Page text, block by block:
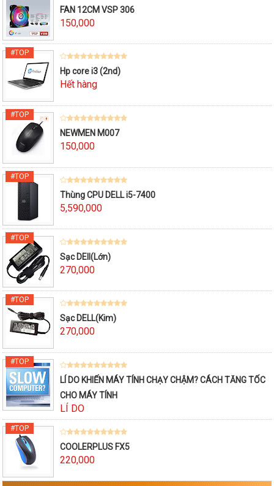
FAN 12CM VSP 306
150,000
Hp core i3 (2nd)
Hết hàng
NEWMEN M007
150,000
Thùng CPU DELL i5-7400
5,590,000
Sạc DEll(Lớn)
270,000
Sạc DELL(Kim)
270,000
LÍ DO KHIẾN MÁY TÍNH CHẠY CHẬM? CÁCH TĂNG TỐC
CHO MÁY TÍNH
LÍ DO
COOLERPLUS FX5
220,000